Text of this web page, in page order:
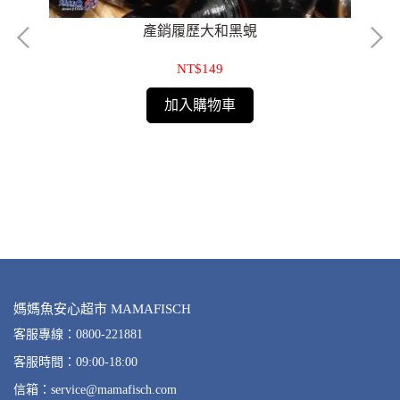
產銷履歷大和黑蜆
NT$149
加入購物車
媽媽魚安心超市 MAMAFISCH
客服專線：0800-221881
客服時間：09:00-18:00
信箱：service@mamafisch.com